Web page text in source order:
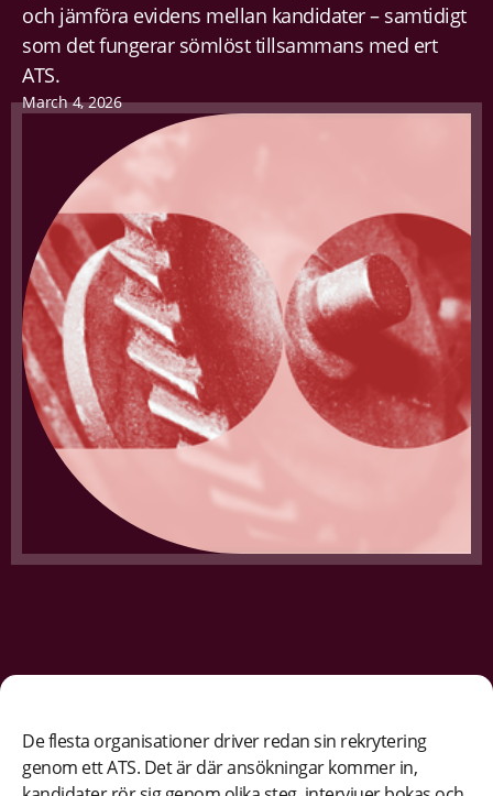
och jämföra evidens mellan kandidater – samtidigt
som det fungerar sömlöst tillsammans med ert
ATS.
March 4, 2026
De flesta organisationer driver redan sin rekrytering
genom ett ATS. Det är där ansökningar kommer in,